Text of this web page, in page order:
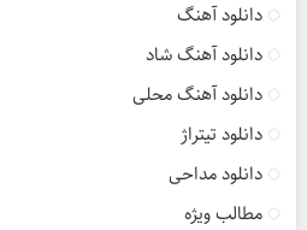
دانلود آهنگ
دانلود آهنگ شاد
دانلود آهنگ محلی
دانلود تیتراژ
دانلود مداحی
مطالب ویژه